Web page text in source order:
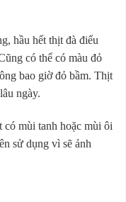
hầu hết thịt đà điểu
có thể có màu đỏ
bao giờ đỏ bầm. Thịt
ngày.
mùi tanh hoặc mùi ôi
sử dụng vì sẽ ảnh